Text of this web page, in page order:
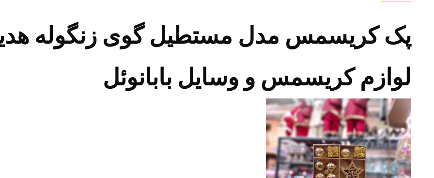
پک کریسمس مدل مستطیل گوی زنگوله
لوازم کریسمس و وسایل بابانوئل